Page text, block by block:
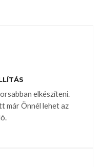
elkészíteni.
már Önnél lehet az